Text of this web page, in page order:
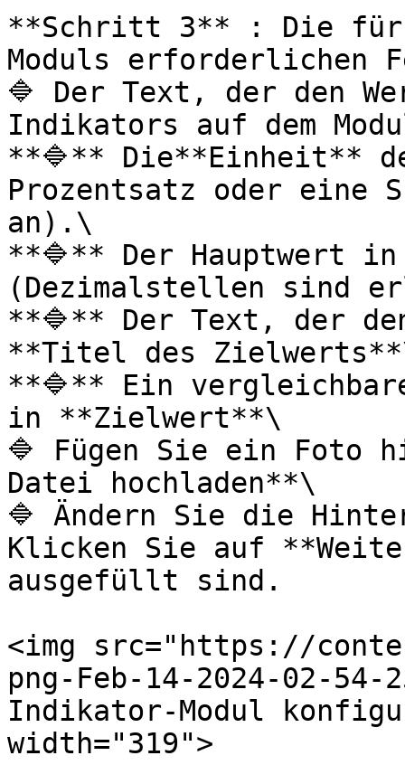
**Schritt 3** : Die für
Moduls erforderlichen
🔷 Der Text, der den
Indikators auf dem
**🔷** Die**Einheit**
Prozentsatz oder eine
an).\
**🔷** Der Hauptwert
(Dezimalstellen sind
**🔷** Der Text, der
**Titel des
**🔷** Ein
in **Zielwert**\
🔷 Fügen Sie ein Foto
Datei hochladen**\
🔷 Ändern Sie die
Klicken Sie auf
ausgefüllt sind.
<img src="https://
png-Feb-14-2024-02-
Indikator-Modul
width="319">